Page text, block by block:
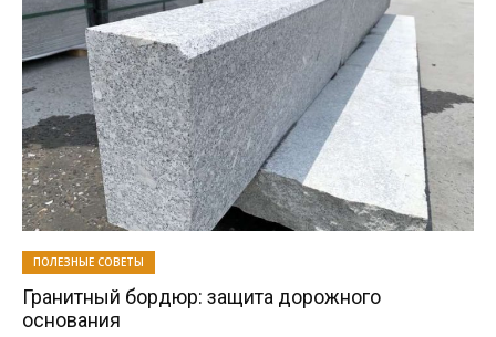
ПОЛЕЗНЫЕ СОВЕТЫ
Гранитный бордюр: защита дорожного
основания